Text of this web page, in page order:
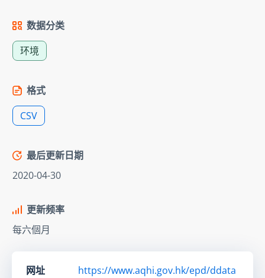
数据分类
环境
格式
CSV
最后更新日期
2020-04-30
更新频率
每六個月
网址
https://www.aqhi.gov.hk/epd/ddata